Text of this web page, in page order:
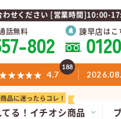
わせください [営業時間]10:00-
話無料802 諫早店はこ
る！ イチオシ商品
4.7
188